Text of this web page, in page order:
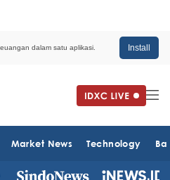
dalam satu aplikasi. Install
Market News Technology